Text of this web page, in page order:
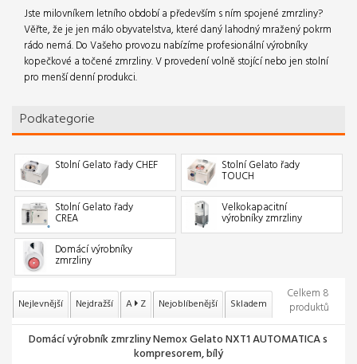
Jste milovníkem letního období a především s ním spojené zmrzliny?
Věřte, že je jen málo obyvatelstva, které daný lahodný mražený pokrm
rádo nemá. Do Vašeho provozu nabízíme profesionální výrobníky
kopečkové a točené zmrzliny. V provedení volně stojící nebo jen stolní
pro menší denní produkci.
Podkategorie
Stolní Gelato řady CHEF Stolní Gelato řady
TOUCH
Stolní Gelato řady
CREA
Velkokapacitní
výrobníky zmrzliny
Domácí výrobníky
zmrzliny
Nejlevnější Nejdražší A Z Nejoblíbenější Skladem
Celkem 8
produktů
Domácí výrobník zmrzliny Nemox Gelato NXT1 AUTOMATICA s
kompresorem, bílý